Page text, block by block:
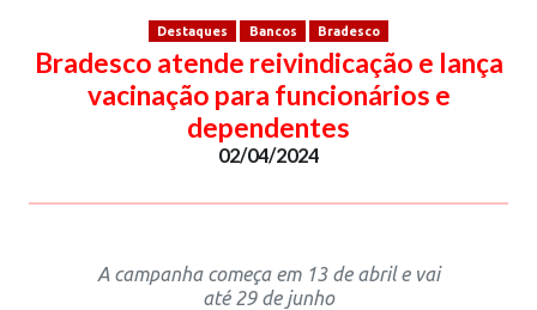
Destaques Bancos Bradesco
Bradesco atende reivindicação e lança
vacinação para funcionários e
dependentes
02/04/2024
A campanha começa em 13 de abril e vai
até 29 de junho